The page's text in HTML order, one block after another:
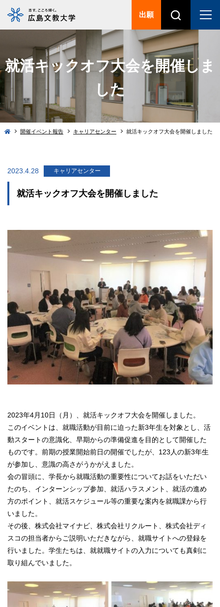
就活キックオフ大会を開催しま
した
開催イベント報告 キャリアセンター 就活キックオフ大会を開催しました
2023.4.28 キャリアセンター
就活キックオフ大会を開催しました
2023年4月10日（月）、就活キックオフ大会を開催しました。
このイベントは、就職活動が目前に迫った新3年生を対象とし、活
動スタートの意識化、早期からの準備促進を目的として開催した
ものです。前期の授業開始前日の開催でしたが、123人の新3年生
が参加し、意識の高さがうかがえました。
会の冒頭に、学長から就職活動の重要性についてお話をいただい
たのち、インターンシップ参加、就活ハラスメント、就活の進め
方のポイント、就活スケジュール等の重要な案内を就職課から行
いました。
その後、株式会社マイナビ、株式会社リクルート、株式会社ディ
スコの担当者からご説明いただきながら、就職サイトへの登録を
行いました。学生たちは、就就職サイトの入力についても真剣に
取り組んでいました。
出願